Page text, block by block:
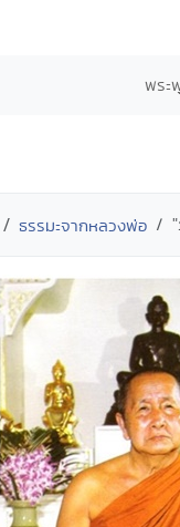
พระ
ธรรมะจากหลวงพ่อ